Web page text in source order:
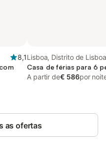
8,1Lisboa, Distrito de Lisboa
Casa de férias para 6
A partir de€ 586por
as ofertas